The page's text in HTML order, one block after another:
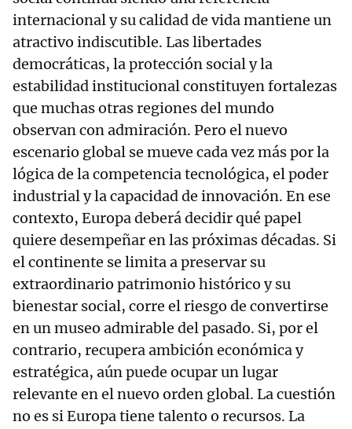
internacional y su calidad de vida mantiene un
atractivo indiscutible. Las libertades
democráticas, la protección social y la
estabilidad institucional constituyen fortalezas
que muchas otras regiones del mundo
observan con admiración. Pero el nuevo
escenario global se mueve cada vez más por la
lógica de la competencia tecnológica, el poder
industrial y la capacidad de innovación. En ese
contexto, Europa deberá decidir qué papel
quiere desempeñar en las próximas décadas. Si
el continente se limita a preservar su
extraordinario patrimonio histórico y su
bienestar social, corre el riesgo de convertirse
en un museo admirable del pasado. Si, por el
contrario, recupera ambición económica y
estratégica, aún puede ocupar un lugar
relevante en el nuevo orden global. La cuestión
no es si Europa tiene talento o recursos. La